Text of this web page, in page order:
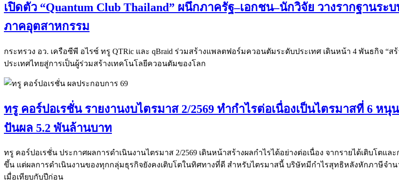
เปิดตัว “Quantum Club Thailand” ผนึกภาครัฐ–เอกชน–นักวิจัย วางรากฐานร
ภาคอุตสาหกรรม
กระทรวง อว. เครือซีพี อไรซ์ ทรู QTRic และ qBraid ร่วมสร้างแพลตฟอร์มควอนตัมระดับประเทศ เดินหน้า 4 พันธกิจ “
ประเทศไทยสู่การเป็นผู้ร่วมสร้างเทคโนโลยีควอนตัมของโลก
ทรู คอร์ปอเรชั่น รายงานงบไตรมาส 2/2569 ทำกำไรต่อเนื่องเป็นไตรมาสที่ 6 ห
ปันผล 5.2 พันล้านบาท
ทรู คอร์ปอเรชั่น ประกาศผลการดำเนินงานไตรมาส 2/2569 เดินหน้าสร้างผลกำไรได้อย่างต่อเนื่อง จากรายได้เติบโต
ขึ้น แต่ผลการดำเนินงานของทุกกลุ่มธุรกิจยังคงเติบโตในทิศทางที่ดี สำหรับไตรมาสนี้ บริษัทมีกำไรสุทธิหลังหักภาษีจำ
เมื่อเทียบกับปีก่อน